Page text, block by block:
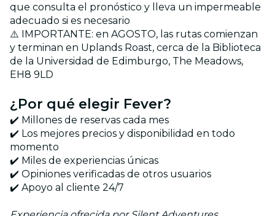
que consulta el pronóstico y lleva un impermeable
adecuado si es necesario
⚠️ IMPORTANTE: en AGOSTO, las rutas comienzan
y terminan en Uplands Roast, cerca de la Biblioteca
de la Universidad de Edimburgo, The Meadows,
EH8 9LD
¿Por qué elegir Fever?
✔️ Millones de reservas cada mes
✔️ Los mejores precios y disponibilidad en todo
momento
✔️ Miles de experiencias únicas
✔️ Opiniones verificadas de otros usuarios
✔️ Apoyo al cliente 24/7